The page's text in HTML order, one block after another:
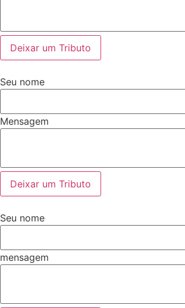
Deixar um Tributo
Seu nome
Mensagem
Deixar um Tributo
Seu nome
mensagem